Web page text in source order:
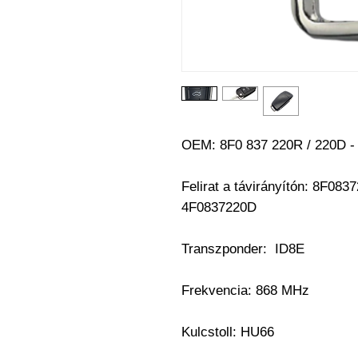
OEM: 8F0 837 220R / 220D
Felirat a távirányítón:
4F0837220D
Transzponder: ID8E
Frekvencia: 868 MHz
Kulcstoll: HU66